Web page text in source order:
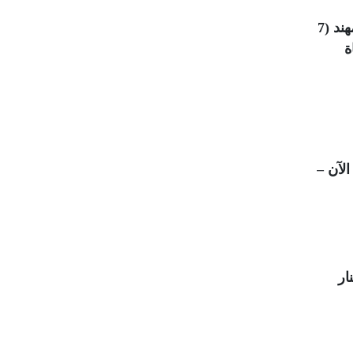
وأفادت مصادر محلية، باستشهاد المواطن فهد أبو الخير وأطفاله الأربعة يزن (12 عامًا)، وأمجد (10 أعوام)، ومهند (7
–